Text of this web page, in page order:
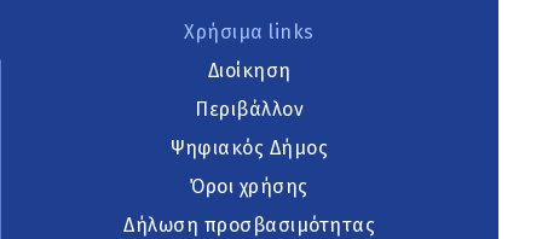
Χρήσιμα links
Διοίκηση
Περιβάλλον
Ψηφιακός Δήμος
Όροι χρήσης
Δήλωση προσβασιμότητας